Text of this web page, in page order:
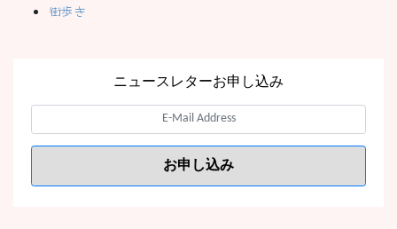
街歩き
ニュースレターお申し込み